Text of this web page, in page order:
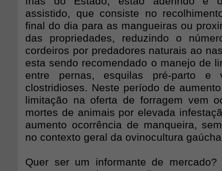
assistido, que consiste no
final do dia para as mangueiras ou
das propriedades, reduzindo o
cordeiros por predadores naturais ao
esta sendo recomendado o manejo de
entre pernas, esquilas pré-parto e
clostridioses. Neste período de
limitação na oferta de forragem vem
mortes de animais por elevada
aumento ocorrência de manqueira,
no contexto geral da ovinocultura
Quer ser um informante de